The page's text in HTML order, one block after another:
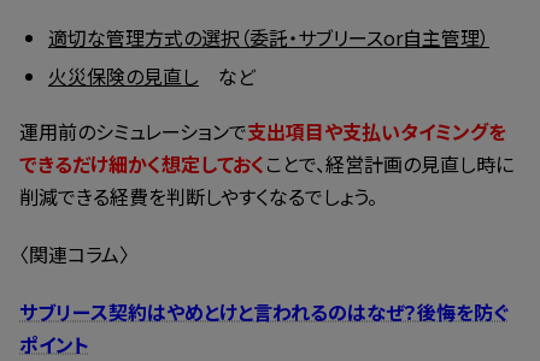
適切な管理方式の選択（委託・サブリースor自主管理）
火災保険の見直し など
運用前のシミュレーションで支出項目や支払いタイミングを
できるだけ細かく想定しておくことで、経営計画の見直し時に
削減できる経費を判断しやすくなるでしょう。
〈関連コラム〉
サブリース契約はやめとけと言われるのはなぜ？後悔を防ぐ
ポイント